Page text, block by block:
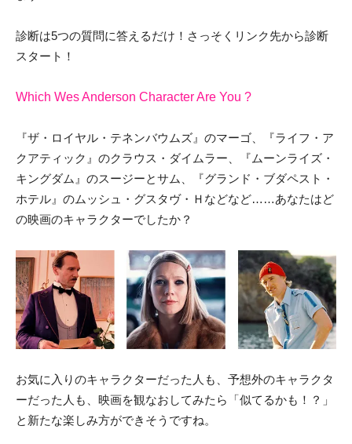
診断は5つの質問に答えるだけ！さっそくリンク先から診断
スタート！
Which Wes Anderson Character Are You ?
『ザ・ロイヤル・テネンバウムズ』のマーゴ、『ライフ・ア
クアティック』のクラウス・ダイムラー、『ムーンライズ・
キングダム』のスージーとサム、『グランド・ブダペスト・
ホテル』のムッシュ・グスタヴ・Ｈなどなど……あなたはど
の映画のキャラクターでしたか？
お気に入りのキャラクターだった人も、予想外のキャラクタ
ーだった人も、映画を観なおしてみたら「似てるかも！？」
と新たな楽しみ方ができそうですね。